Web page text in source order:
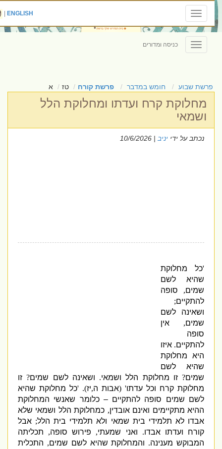
Toggle
navigation
ENGLISH
|
Toggle
navigation
כניסה ומדורים
פרשת שבוע חומש במדבר פרשת קורח טז א
מחלוקת קרח ועדתו ומחלוקת הלל
ושמאי
נכתב על ידייניב| 10/6/2026
כל מחלוקת
שהיא לשם
שמים,סופה
להתקיים;
ושאינה לשם
שמים,
אין
סופה
להתקיים.איזו
היא מחלוקת
שהיא לשם
שמים? זו מחלוקתהללושמאי.ושאינה לשם שמים? זו
מחלוקת קרח וכל עדתו' (אבות ה יז). 'כל מחלוקת שהיא
לשם שמים סופה להתקיים –
כלומר שאנשי המחלוקת
ההיא מתקיימים ואינם אובדין,כמחלוקת הלל ושמאי שלא
אבדו לא תלמידי בית שמאי ולא תלמידי בית הלל; אבל
קורח ועדתו אבדו.ואני שמעתי,פירוש סופה,תכליתה
המבוקש מענינה.והמחלוקת שהיא לשם שמים,התכלית